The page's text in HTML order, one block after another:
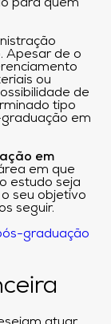
Apesar de o
ou
de
tipo
em
em
em que
estudo seja
seu objetivo
seguir.
graduação